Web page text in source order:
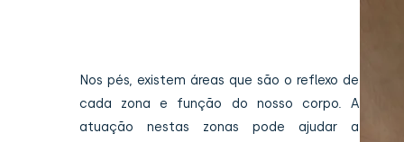
Nos pés, existem áreas que são o reflexo de
cada zona e função do nosso corpo. A
atuação nestas zonas pode ajudar a